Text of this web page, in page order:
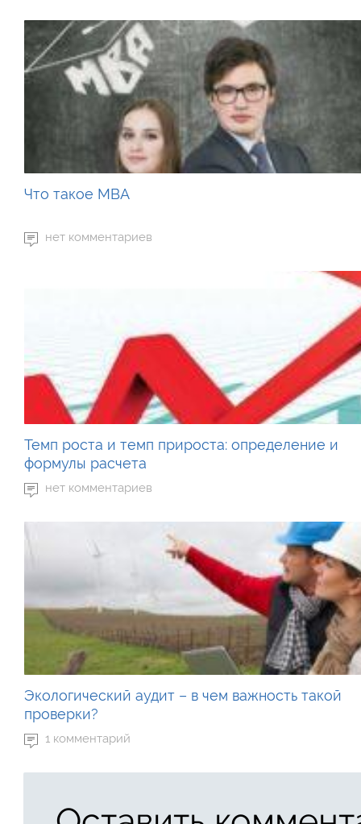
Что такое MBA
нет комментариев
Темп роста и темп прироста: определение и
формулы расчета
нет комментариев
Экологический аудит – в чем важность такой
проверки?
1 комментарий